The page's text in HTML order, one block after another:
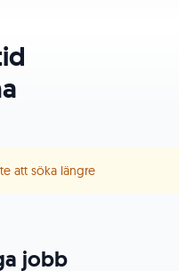
att söka längre
jobb